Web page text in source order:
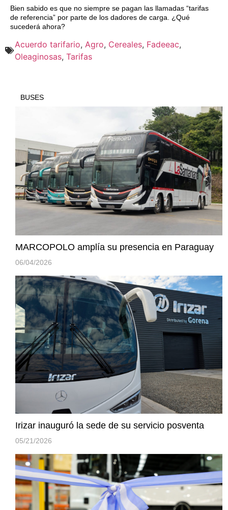
Bien sabido es que no siempre se pagan las llamadas “tarifas
de referencia” por parte de los dadores de carga. ¿Qué
sucederá ahora?
Acuerdo tarifario, Agro, Cereales, Fadeeac,
Oleaginosas, Tarifas
BUSES
MARCOPOLO amplía su presencia en Paraguay
06/04/2026
Irizar inauguró la sede de su servicio posventa
05/21/2026